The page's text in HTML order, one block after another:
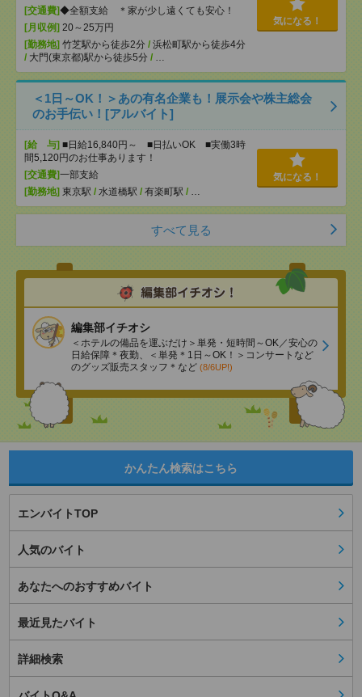
[交通費]◆全額支給 ＊家が少し遠くても安心！
[月収例] 20～25万円
[勤務地] 竹芝駅から徒歩2分 / 浜松町駅から徒歩4分
/ 大門(東京都)駅から徒歩5分 / …
気になる！
＜1日～OK！＞あの有名企業も！展示会や株主総会
のお手伝い！[アルバイト]
[給 与] ■日給16,840円～ ■日払いOK ■実働3時
間5,120円のお仕事あります！
[交通費]一部支給
[勤務地] 東京駅 / 水道橋駅 / 有楽町駅 / …
気になる！
すべて見る
編集部イチオシ
＜ホテルの備品を運ぶだけ＞単発・短時間～OK／安心の
日給保障＊夜勤、＜単発＊1日～OK！＞コンサートなど
のグッズ販売スタッフ＊など (8/6UP!)
かんたん検索はこちら
エンバイトTOP
人気のバイト
あなたへのおすすめバイト
最近見たバイト
詳細検索